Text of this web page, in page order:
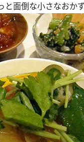
面倒な小さなおか